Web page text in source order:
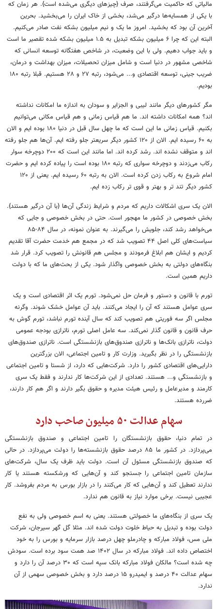
مالیاتی که حاکمیت می‌گرفتند، صرف {چیزهای دیگری می‌شده است}. هر زمان که
با یکی از همسایه‌ها درگیر می‌شد، بخشی از خاک ایران را می‌بخشید. بحرین
آخرین آن بود که بخشید. امروز ما یک و نیم میلیون بشکه نفت صادر می‌کنیم.
البته این که چرا ۶ میلیون بشکه تبدیل به ۱.۵ میلیون بشکه شده تقصیر ما است
و باید جواب دهیم. ولی با این وضعیت، در شاخص هفتگانه توسعه انسانی که
شاخصی مشهور در دنیا است و شامل میزان تحصیلات، میزان بهداشت و درمان،
ضریب جینی، توسعه اقتصادی و... می‌شود، رتبه ۲۷ و ۲۸ هستیم. قبلا رتبه ۱۸۰
بودیم.
مگر کشورهای دیگر مانند لیبی و الجزایر و سودان به اندازه ما امکانات نداشته
اند؟ همه امکانات داشته اند. ما هم قیاس زمانی و هم قیاس مکانی می‌توانیم
بکنیم. قیاس زمانی ما این است که ما چهل سال قبل در دنیا ۱۸۰ بوده ایم و الان
به ۶۰ رسیده ایم. الان از ۱۲۰ کشور دیگر سریعتر جلو رفته ایم. آن‌ها هم جلو رفته
اند و متوقف نشده اند. رشد کرده اند. اما مانند این است که ۲۰۰ دوچرخه سوار
رکاب می‌زدند و دوچرخه سواری که رتبه ۱۸۰ بوده است را پیاده کرده ایم و حضرت
امام شروع به رکاب زدن کرده است. الان به رتبه ۶۰ رسیده ایم. یعنی از ۱۲۰
کشور دیگر تند تر و بهتر و قوی تر رکاب زده ایم.
الان یک سری اشکالات داریم که مردم و شرایط زندگی آن‌ها {با آن درگیر هستند}.
بخش خصوصی در کشور ما مهجور است. حتی در بخش خصوصی و جایی که
می‌خواهد رشد کند، جلویش را می‌گیرند. به عنوان نمونه، در سال ۸۴-۸۵
سیاست‌های کلی اصل ۴۴ تصویب شد که در مجمع هم خدمت حضرت آقا تقدیم
کردیم و ایشان هم ابلاغ فرمودند و مجلس هم قانونش را تصویب کرد. قرار شد
بنگاه‌های دولتی به بخش خصوصی واگذار شود. یکی از بحث‌های ما که با دولت
داریم همین است.
تورم با قانون و دستور و فرمان حل نمی‌شود. تورم یک اثر اقتصادی است و یک
سری عوامل هستند که آن را ایجاد می‌کنند. باید آن عوامل خشک شوند. وگرنه
مجلس اگر سه فوریتی هم تصویب کند که سال آینده تورم نباشد، تورم گوش به
حرف قانون و قانون گذار نمی‌کند. سه عامل اصلی تورم، ناترازی بودجه عمومی
دولت، ناترازی بانک‌ها و ناترازی صندوق‌های بازنشستگی است. ناترازی صندوق‌های
بازنشستگی را در نظر بگیرید. وزارت کار و تامین اجتماعی، الان بزرگترین
دارایی‌های اقتصادی کشور را دارد. شرکت‌هایی که دارد، از شستا و تامین اجتماعی
و بازنشستگی و... هستند. تعدادی از این شرکت‌ها کار ندارند و فقط یک سری
کارمند و مدیرعامل و رئیس هیئت مدیره و حقوق بگیر دارند و اگر هم کار دارند،
ضررده هستند.
سهام عدالت ۵۰ میلیون صاحب دارد
در تمام دنیا، حقوق بازنشستگان را تامین اجتماعی و صندوق بازنشستگی
می‌پردازد. در کشور ما ۸۵ درصد حقوق بازنشسته‌ها را دولت می‌پردازد. در حالی
که صندوق بازنشستگی مسئول آن است. دولت باید ظرف یک سال، شرکت‌های
سازمان تامین اجتماعی را جستجو کند و آن‌هایی که ورشکسته هستند یا کار
ندارند تعطیل کند و آن‌هایی که کار می‌کنند را در بازار بورس به مردم بفروشد. کار
عجیبی نیست. برخی موارد نیاز به قانون هم ندارد.
یک سری از بنگاه‌های ما خصولتی هستند. یعنی به اسم خصوصی ولی به نفع
دولت بوده و تبدیل به حیاط خلوت دولت شده اند. مثلا گل گهر سیرجان، شرکت
ملی مس، فولاد مبارکه و چادرملو چهل درصد بازار سرمایه و بورس را به خود
اختصاص داده اند. فولاد مبارکه در سال ۱۴۰۲ صد همت سود برده است. سودش
چه شده است؟ مالکان فولاد مبارکه بانک سپه است که ۳۰ درصد آن را دارد و
سهام عدالت ۴۰ درصد و ایمیدرو ۱۵ درصد دارد و بخش خصوصی سهمی از آن
ندارد.